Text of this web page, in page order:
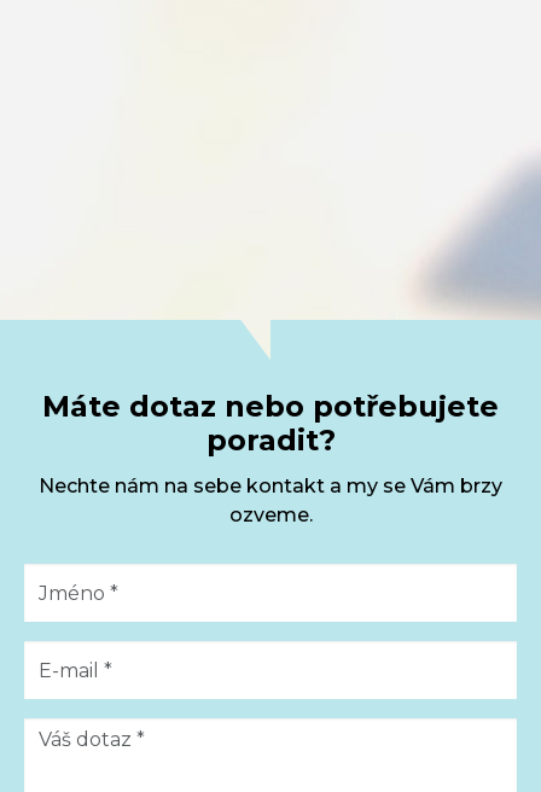
Máte dotaz nebo potřebujete
poradit?
Nechte nám na sebe kontakt a my se Vám brzy
ozveme.